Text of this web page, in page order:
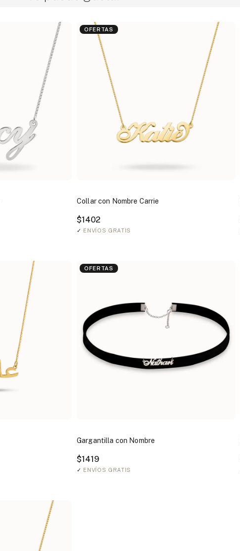
OFERTAS
Collar con Nombre Carrie
$1402
✓ ENVÍOS GRATIS
OFERTAS
Gargantilla con Nombre
$1419
✓ ENVÍOS GRATIS